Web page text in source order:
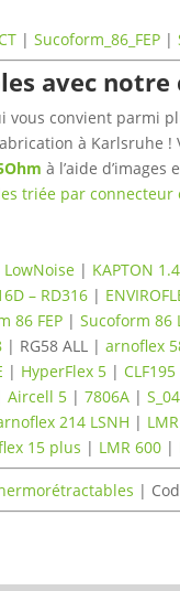
|Sucoform_86_FEP |
avec
vous convient parmi
à Karlsruhe !
à l’aide
triée par connecteur
LowNoise | KAPTON
– RD316 |
86 FEP |Sucoform 86
| RG58 ALL |arnoflex
| HyperFlex 5 |CLF195
Aircell 5 |7806A |
214 LSNH |
15 plus | LMR 600 |
|